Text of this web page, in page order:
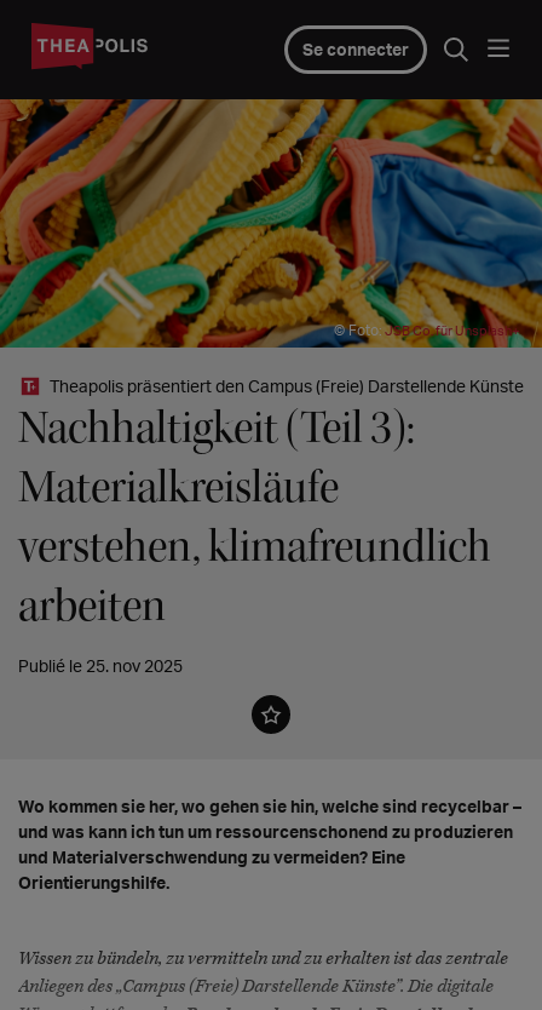
Se connecter
© Foto: JSB Co. für Unsplash+
Theapolis präsentiert den Campus (Freie) Darstellende Künste
Nachhaltigkeit (Teil 3):
Materialkreisläufe
verstehen, klimafreundlich
arbeiten
Publié le 25. nov 2025
Wo kommen sie her, wo gehen sie hin, welche sind recycelbar –
und was kann ich tun um ressourcenschonend zu produzieren
und Materialverschwendung zu vermeiden? Eine
Orientierungshilfe.
Wissen zu bündeln, zu vermitteln und zu erhalten ist das zentrale
Anliegen des „Campus (Freie) Darstellende Künste”. Die digitale